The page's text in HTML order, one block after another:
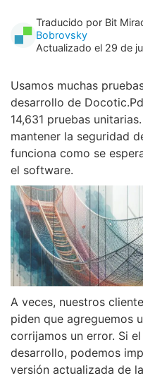
Traducido por Bit
Bobrovsky
Actualizado el 29 de
Usamos muchas
desarrollo de
14,631 pruebas
mantener la seguridad
funciona como se
el software.
A veces, nuestros
piden que agreguemos
corrijamos un error. Si
desarrollo, podemos
versión actualizada de